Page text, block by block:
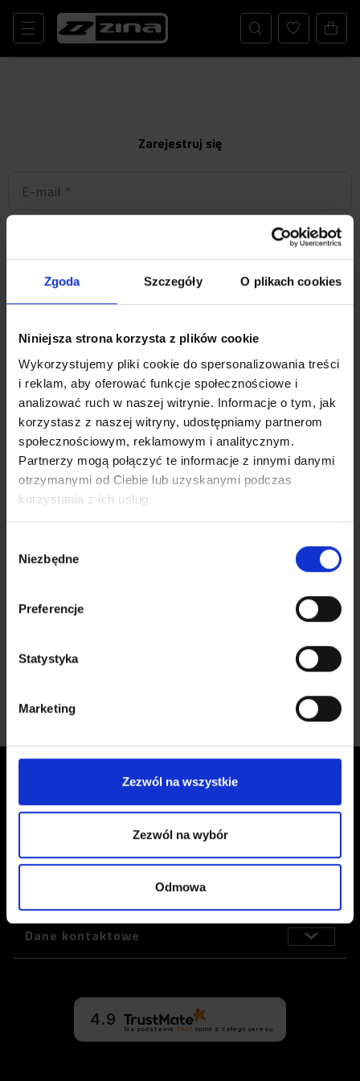
Zgoda Szczegóły O plikach cookies
Niniejsza strona korzysta z plików cookie
Wykorzystujemy pliki cookie do spersonalizowania treści
i reklam, aby oferować funkcje społecznościowe i
analizować ruch w naszej witrynie. Informacje o tym, jak
korzystasz z naszej witryny, udostępniamy partnerom
społecznościowym, reklamowym i analitycznym.
Partnerzy mogą połączyć te informacje z innymi danymi
otrzymanymi od Ciebie lub uzyskanymi podczas
korzystania z ich usług.
zgody
Niezbędne
Preferencje
Statystyka
Marketing
Zezwól na wszystkie
Zezwól na wybór
Odmowa
Zarejestruj się
E-mail *
*Wyrażam zgodę na otrzymywanie korespondencji
* Akceptuję
regulamini wszystkie jego
pochodne.
Rejestruj
Metody płatności
ofertach specjalnych
Podaj adres email
Obsługa klienta
Dane kontaktowe
4.9
Na podstawie 5607 opinii z całego okresu